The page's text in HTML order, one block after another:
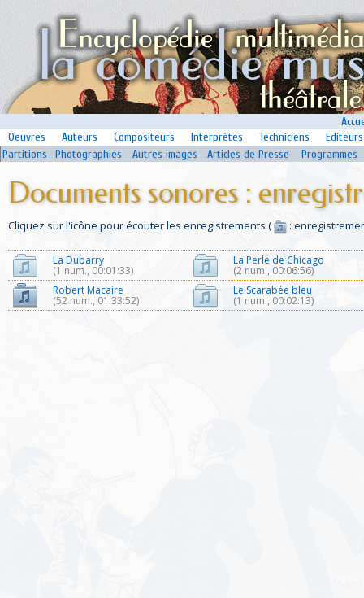
Oeuvres
Auteurs Compositeurs Interprètes Techniciens
Editeurs
Partitions
Photographies Autres images Articles de Presse Programmes
Documents sonores :
Cliquez sur l'icône pour écouter les enregistrements ( :
La Dubarry
(1 num., 00:01:33)
La Perle de Chicago
(2 num., 00:06:56)
Robert Macaire
(52 num., 01:33:52)
Le Scarabée bleu
(1 num., 00:02:13)